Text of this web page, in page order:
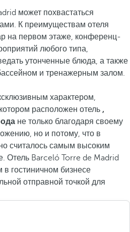
может похвастаться
К преимуществам отеля
на первом этаже, конференц-
любого типа,
утонченные блюда, а также
и тренажерным залом.
характером,
расположен отель ,
не только благодаря своему
но и потому, что в
считалось самым высоким
Отель Barceló Torre de Madrid
в гостиничном бизнесе
отправной точкой для